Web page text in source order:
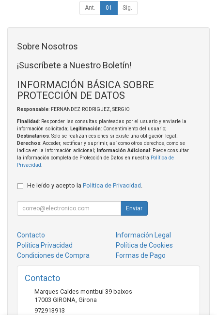
Ant. 01 Sig.
Sobre Nosotros
¡Suscríbete a Nuestro Boletín!
INFORMACIÓN BÁSICA SOBRE
PROTECCIÓN DE DATOS
Responsable: FERNANDEZ RODRIGUEZ, SERGIO
Finalidad: Responder las consultas planteadas por el usuario y enviarle la
información solicitada; Legitimación: Consentimiento del usuario;
Destinatarios: Solo se realizan cesiones si existe una obligación legal;
Derechos: Acceder, rectificar y suprimir, así como otros derechos, como se
indica en la información adicional;
Información Adicional : Puede consultar
la información completa de Protección de Datos en nuestra Política de
Privacidad.
He leído y acepto la Política de Privacidad .
Enviar
Contacto
Información Legal
Política Privacidad
Política de Cookies
Condiciones de Compra
Formas de Pago
Contacto
Marques Caldes montbui 39 baixos
17003 GIRONA, Girona
972913913